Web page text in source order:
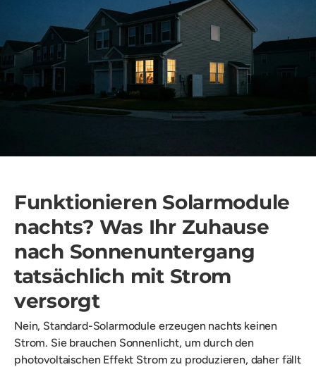
Funktionieren Solarmodule
nachts? Was Ihr Zuhause
nach Sonnenuntergang
tatsächlich mit Strom
versorgt
Nein, Standard-Solarmodule erzeugen nachts keinen
Strom. Sie brauchen Sonnenlicht, um durch den
photovoltaischen Effekt Strom zu produzieren, daher fällt